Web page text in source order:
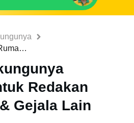
10 Obat Chikungunya Rumahan untuk Redakan Nyeri Sendi & Gejala Lain
Redakan
Gejala Lain